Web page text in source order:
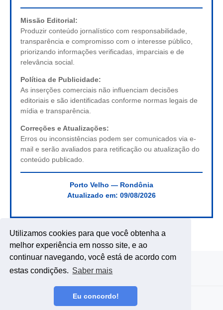
Utilizamos cookies para que você obtenha a
melhor experiência em nosso site, e ao
continuar navegando, você está de acordo com
estas condições. Saber mais
Eu concordo!
Missão Editorial:
Produzir conteúdo jornalístico com responsabilidade,
transparência e compromisso com o interesse público,
priorizando informações verificadas, imparciais e de
relevância social.
Política de Publicidade:
As inserções comerciais não influenciam decisões
editoriais e são identificadas conforme normas legais de
mídia e transparência.
Correções e Atualizações:
Erros ou inconsistências podem ser comunicados via e-
mail e serão avaliados para retificação ou atualização do
conteúdo publicado.
Porto Velho — Rondônia
Atualizado em: 09/08/2026
Copyright ©2026DE RONDÔNIA